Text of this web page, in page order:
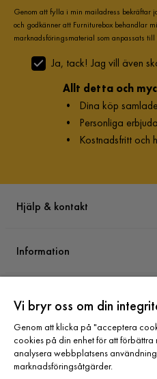
Genom att fylla i min mailadress bekräftar
och godkänner att Furniturebox behandlar
marknadsföringsmaterial som anpassats
Ja, tack! Jag vill även
Allt detta och
• Dina köp
• Personliga
• Kostnadsfritt och
Hjälp & kontakt
Information
Sortiment
Vi bryr oss om din
Genom att klicka på "acceptera
cookies på din enhet för att
analysera webbplatsens
marknadsföringsåtgärder.